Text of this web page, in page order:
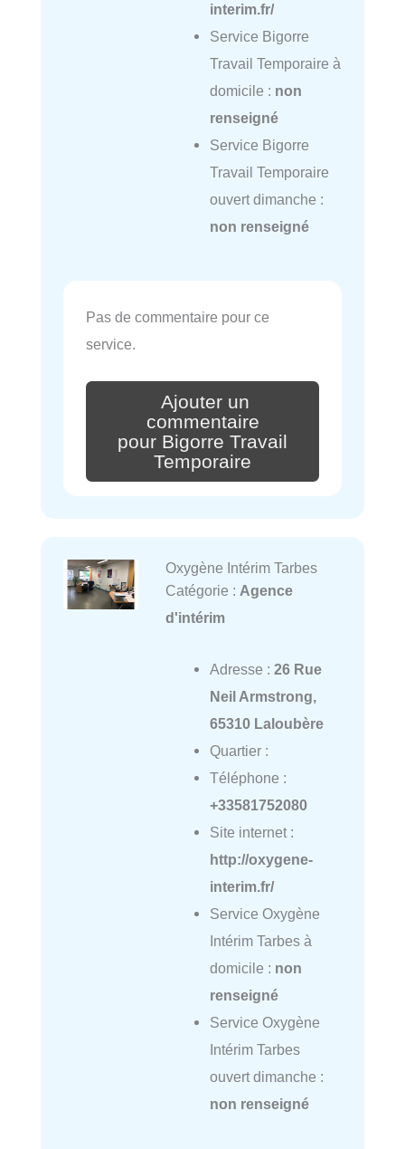
interim.fr/
Service Bigorre
Travail Temporaire à
domicile : non
renseigné
Service Bigorre
Travail Temporaire
ouvert dimanche :
non renseigné
Pas de commentaire pour ce
service.
Ajouter un
commentaire
pour Bigorre Travail
Temporaire
Oxygène Intérim Tarbes
Catégorie : Agence
d'intérim
Adresse : 26 Rue
Neil Armstrong,
65310 Laloubère
Quartier :
Téléphone :
+33581752080
Site internet :
http://oxygene-
interim.fr/
Service Oxygène
Intérim Tarbes à
domicile : non
renseigné
Service Oxygène
Intérim Tarbes
ouvert dimanche :
non renseigné